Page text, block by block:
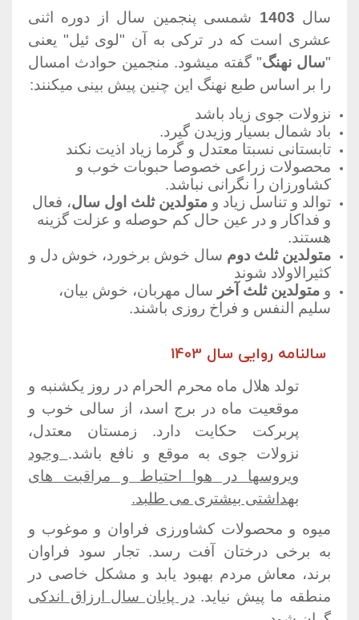
سال
شمسی پنجمین سال از دوره اثنی
عشری است که در ترکی به آن "لوی ئیل" یعنی
"سال نهنگ" گفته میشود. منجمین حوادث امسال
را بر اساس طبع نهنگ این چنین پیش بینی میکنند:
نزولات جوی زیاد باشد
باد شمال بسیار وزیدن گیرد.
تابستانی نسبتا معتدل و گرما زیاد اذیت نکند
محصولات زراعی خصوصا حبوبات خوب و
کشاورزان را نگرانی نباشد.
توالد و تناسل زیاد و متولدین ثلث اول سال، فعال
و فداکار و در عین حال کم حوصله و عزلت گزینه
هستند.
متولدین ثلث دوم سال خوش برخورد، خوش دل و
کثیرالاولاد شوند
و متولدین ثلث آخر سال مهربان، خوش بیان،
سلیم النفس و فراخ روزی باشند.
سالنامه روایی سال 1403
تولد هلال ماه محرم الحرام در روز یکشنبه و
موقعیت ماه در برج اسد، از سالی خوب و
پربرکت حکایت دارد. زمستان معتدل،
نزولات جوی به موقع و نافع باشد. وجود
ویروسها در هوا احتیاط و مراقبت های
بهداشتی بیشتری می طلبد.
میوه و محصولات کشاورزی فراوان و موغوب و
به برخی درختان آفت رسد. تجار سود فراوان
برند، معاش مردم بهبود یابد و مشکل خاصی در
منطقه ما پیش نیاید.در پایان سال ارزاق اندکی